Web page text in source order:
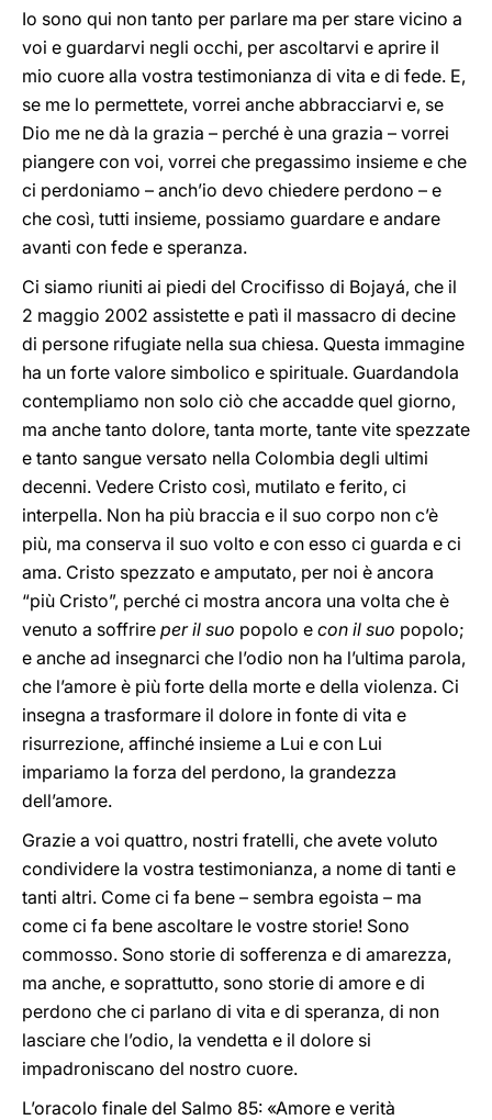
Io sono qui non tanto per parlare ma per stare vicino a
voi e guardarvi negli occhi, per ascoltarvi e aprire il
mio cuore alla vostra testimonianza di vita e di fede. E,
se me lo permettete, vorrei anche abbracciarvi e, se
Dio me ne dà la grazia – perché è una grazia – vorrei
piangere con voi, vorrei che pregassimo insieme e che
ci perdoniamo – anch’io devo chiedere perdono – e
che così, tutti insieme, possiamo guardare e andare
avanti con fede e speranza.
Ci siamo riuniti ai piedi del Crocifisso di Bojayá, che il
2 maggio 2002 assistette e patì il massacro di decine
di persone rifugiate nella sua chiesa. Questa immagine
ha un forte valore simbolico e spirituale. Guardandola
contempliamo non solo ciò che accadde quel giorno,
ma anche tanto dolore, tanta morte, tante vite spezzate
e tanto sangue versato nella Colombia degli ultimi
decenni. Vedere Cristo così, mutilato e ferito, ci
interpella. Non ha più braccia e il suo corpo non c’è
più, ma conserva il suo volto e con esso ci guarda e ci
ama. Cristo spezzato e amputato, per noi è ancora
“più Cristo”, perché ci mostra ancora una volta che è
venuto a soffrire per il suo popolo e con il suo popolo;
e anche ad insegnarci che l’odio non ha l’ultima parola,
che l’amore è più forte della morte e della violenza. Ci
insegna a trasformare il dolore in fonte di vita e
risurrezione, affinché insieme a Lui e con Lui
impariamo la forza del perdono, la grandezza
dell’amore.
Grazie a voi quattro, nostri fratelli, che avete voluto
condividere la vostra testimonianza, a nome di tanti e
tanti altri. Come ci fa bene – sembra egoista – ma
come ci fa bene ascoltare le vostre storie! Sono
commosso. Sono storie di sofferenza e di amarezza,
ma anche, e soprattutto, sono storie di amore e di
perdono che ci parlano di vita e di speranza, di non
lasciare che l’odio, la vendetta e il dolore si
impadroniscano del nostro cuore.
L’oracolo finale del Salmo 85: «Amore e verità